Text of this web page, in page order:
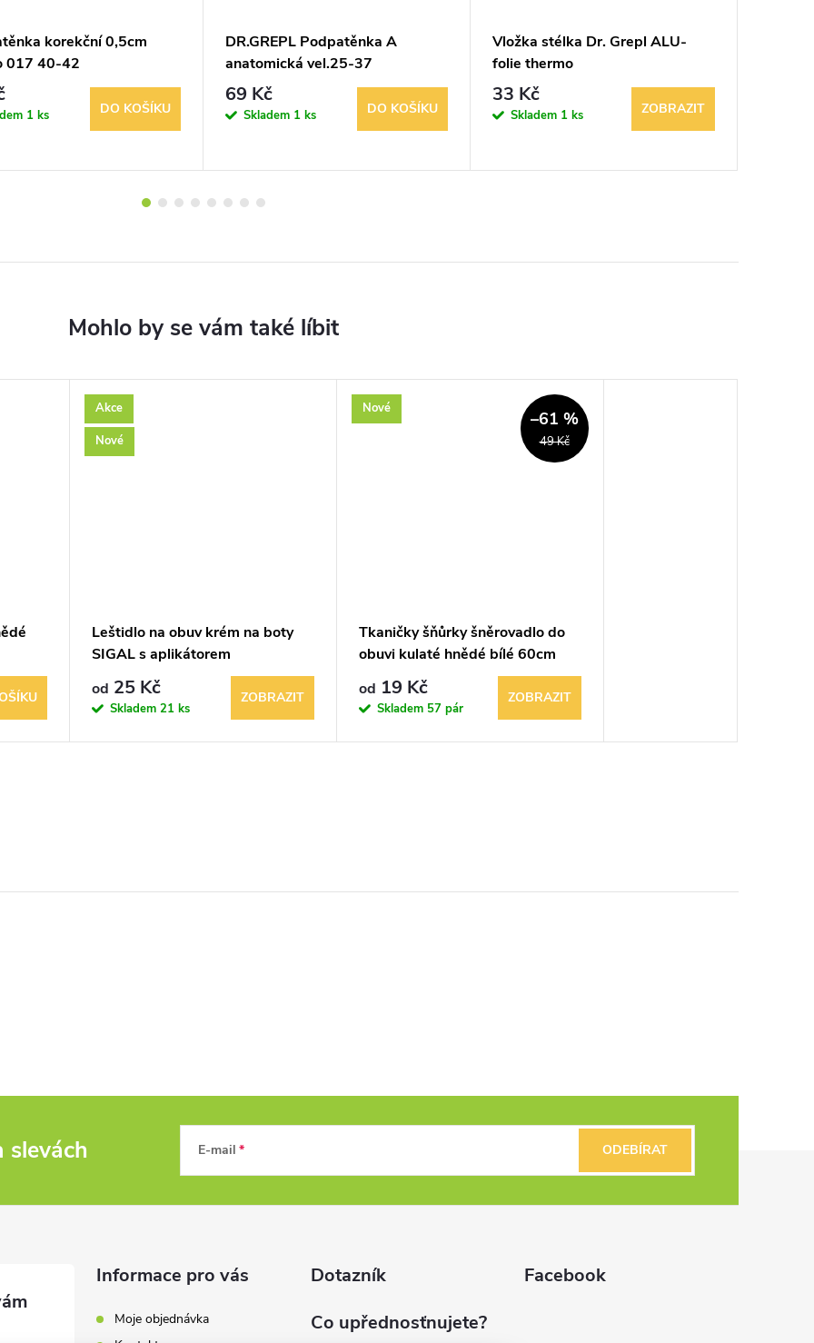
korekční 0,5cm
017 40-42
1 ks DO KOŠÍKU
DR.GREPL Podpatěnka A
anatomická vel.25-37
69 Kč
Skladem 1 ks DO KOŠÍKU
Vložka stélka Dr. Grepl ALU-
folie thermo
33 Kč
Skladem 1 ks ZOBRAZIT
Akce
Nové
Leštidlo na obuv krém na boty
SIGAL s aplikátorem
od 25 Kč
Skladem 21 ks
ZOBRAZIT
Nové
49 Kč
–61 %
Tkaničky šňůrky šněrovadlo do
obuvi kulaté hnědé bílé 60cm
od 19 Kč
Skladem 57 pár
ZOBRAZIT
slevách E-mail ODEBÍRAT
Informace pro vás
Moje objednávka
Dotazník
Co upřednosťnujete?
Facebook